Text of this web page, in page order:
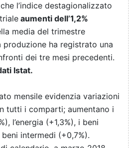
l’indice destagionalizzato
aumenti dell’1,2%
media del trimestre
ha registrato una
dei tre mesi precedenti.
Istat.
mensile evidenzia variazioni
tutti i comparti; aumentano i
l’energia (+1,3%), i beni
intermedi (+0,7%).